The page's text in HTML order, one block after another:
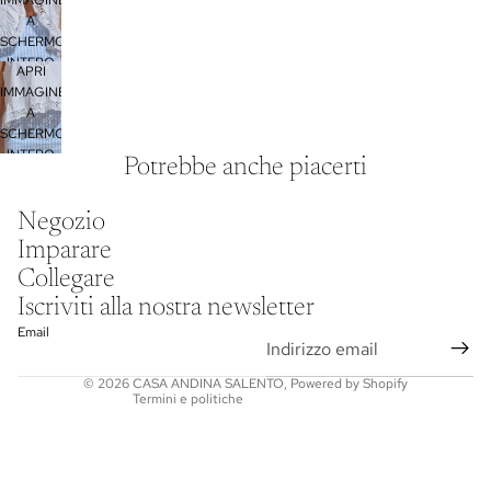
A
SCHERMO
INTERO
APRI
IMMAGINE
A
SCHERMO
INTERO
Potrebbe anche piacerti
Negozio
Imparare
Collegare
Iscriviti alla nostra newsletter
Email
© 2026CASA ANDINA SALENTO, Powered by Shopify
Termini e politiche
Informativa sulla privacy
Informativa legale
Recapiti
Informativa sulle spedizioni
Termini e condizioni del servizio